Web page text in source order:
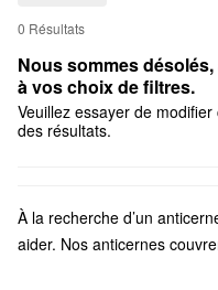
0 Résultats
Nous sommes
à vos choix de filtres.
Veuillez essayer de
des résultats.
À la recherche d’un
aider. Nos anticernes